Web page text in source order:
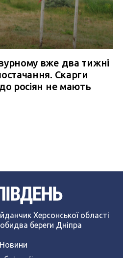
вже два тижні
Скарги
росіян не мають
Херсонської області
береги Дніпра
Новини